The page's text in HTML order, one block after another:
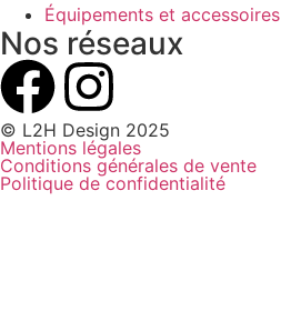
Équipements et accessoires
Nos réseaux
© L2H Design 2025
Mentions légales
Conditions générales de vente
Politique de confidentialité